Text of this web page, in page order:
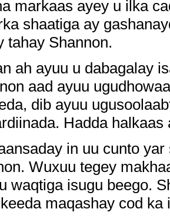
markaas ayey u ilka
shaatiga ay
tahay Shannon.
ah ayuu u dabagalay
aad ayuu
dib ayuu
Hadda
in uu cunto
Wuxuu tegey
waqtiga isugu beego.
maqashay cod